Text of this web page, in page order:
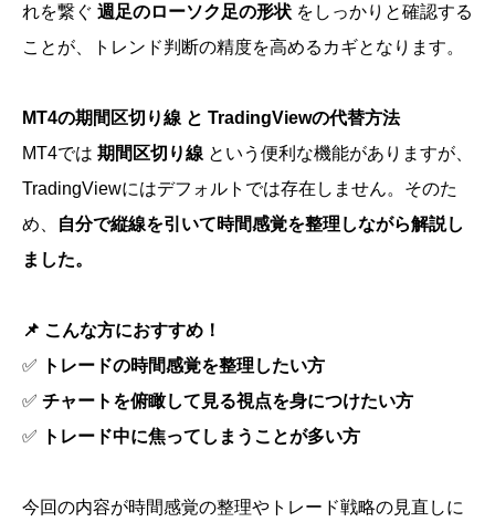
れを繋ぐ 週足のローソク足の形状 をしっかりと確認する
ことが、トレンド判断の精度を高めるカギとなります。
MT4の期間区切り線 と TradingViewの代替方法
MT4では 期間区切り線 という便利な機能がありますが、
TradingViewにはデフォルトでは存在しません。そのた
め、
自分で縦線を引いて時間感覚を整理しながら解説し
ました。
📌 こんな方におすすめ！
✅
トレードの時間感覚を整理したい方
✅ チャートを俯瞰して見る視点を身につけたい方
✅
トレード中に焦ってしまうことが多い方
今回の内容が時間感覚の整理やトレード戦略の見直しに